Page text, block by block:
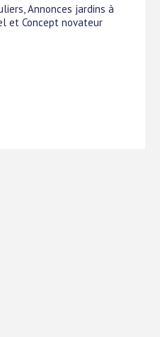
Annonces jardins à
et Concept novateur